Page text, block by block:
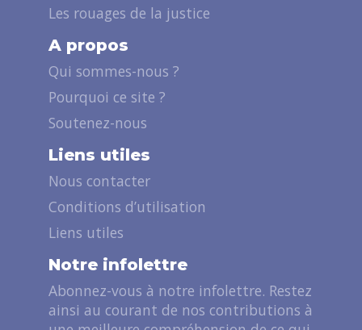
Les rouages de la justice
A propos
Qui sommes-nous ?
Pourquoi ce site ?
Soutenez-nous
Liens utiles
Nous contacter
Conditions d’utilisation
Liens utiles
Notre infolettre
Abonnez-vous à notre infolettre. Restez
ainsi au courant de nos contributions à